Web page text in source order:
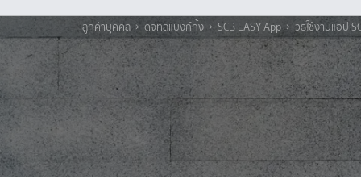
ลูกค้าบุคคล ดิจิทัลแบงก์กิ้ง SCB EASY App วิธีใช้งานแอป